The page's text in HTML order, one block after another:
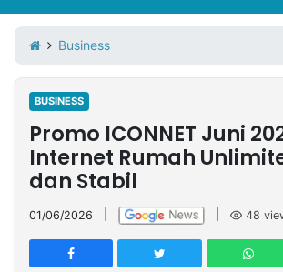
Iklan
Berita
Kami
Nasional
International
Olahraga
Entertainment
Daerah
Pariwisata
Kuliner
Kolom
Network
PT
TREETAN
Business
BUSINESS
Promo ICONNET Juni
Internet Rumah
dan Stabil
01/06/2026 48